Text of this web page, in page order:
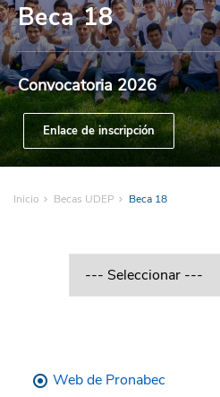
Beca 18
Convocatoria 2026
Enlace de inscripción
Inicio Becas UDEP Beca 18
Web de Pronabec